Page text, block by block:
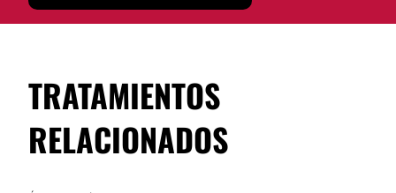
TRATAMIENTOS
RELACIONADOS